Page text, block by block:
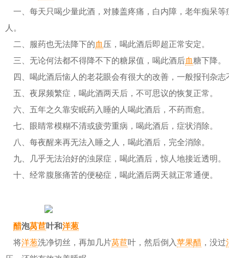
一、每天只喝少量此酒，对膝盖疼痛，白内障，老年痴呆
人。
二、服药也无法降下的血 压，喝此酒后即超正常安定。
三、无论何法都不得降不下的糖尿值，喝此酒后血糖下降。
四、喝此酒后恼人的老花眼会有很大的改善，一般报刊杂志
五、夜尿频繁症，喝此酒两天后，不可思议的恢复正常。
六、五年之久靠安眠药入睡的人喝此酒后，不药而愈。
七、眼睛常模糊不清或疲劳重病，喝此酒后，症状消除。
八、每夜醒来再无法入睡之人，喝此酒后，完全消除。
九、几乎无法治好的浊尿症，喝此酒后，惊人地接近透明。
十、经常腹胀痛苦的便秘症，喝此酒后两天就正常通便。
醋泡莴苣叶和洋葱
将洋葱洗净切丝，再加几片莴苣叶，然后倒入苹果醋 ，没过